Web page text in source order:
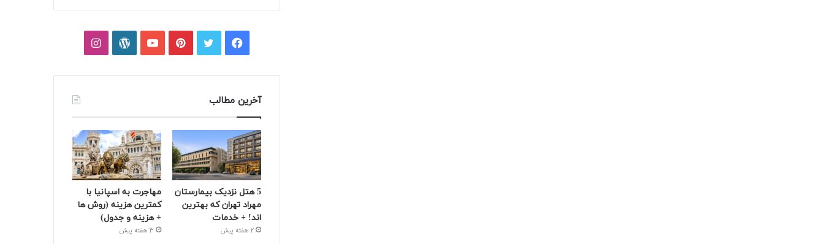
فیسبوکتوییترپینتریستیوتیوبوردپرساینستاگرام
آخرین مطالب
5 هتل نزدیک بیمارستان
مهراد تهران که بهترین‌
اند! + خدمات
2 هفته پیش
مهاجرت به اسپانیا با
کمترین هزینه (روش ها
+ هزینه و جدول)
3 هفته پیش